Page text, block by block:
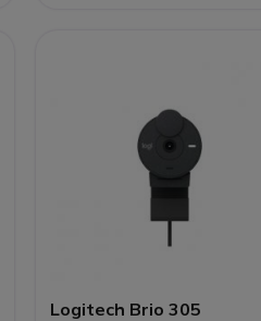
Logitech Brio 305